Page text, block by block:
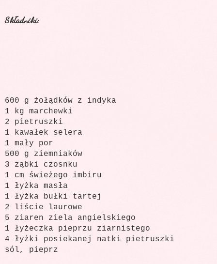
Składniki:
600 g żołądków z indyka
1 kg marchewki
2 pietruszki
1 kawałek selera
1 mały por
500 g ziemniaków
3 ząbki czosnku
1 cm świeżego imbiru
1 łyżka masła
1 łyżka bułki tartej
2 liście laurowe
5 ziaren ziela angielskiego
1 łyżeczka pieprzu ziarnistego
4 łyżki posiekanej natki pietruszki
sól, pieprz